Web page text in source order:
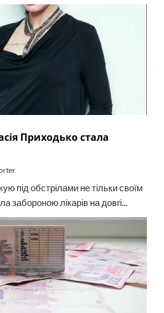
Приходько стала
під обстрілами не тільки своїм
забороною лікарів на довгі...